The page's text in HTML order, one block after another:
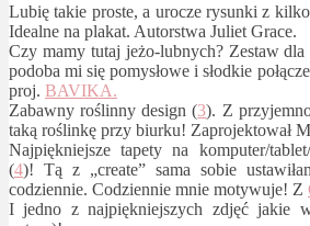
Lubię takie proste, a urocze rysunki z
Idealne na plakat. Autorstwa Juliet Grace.
Czy mamy tutaj jeżo-lubnych? Zestaw
podoba mi się pomysłowe i słodkie
proj. BAVIKA.
Zabawny roślinny design (3). Z
taką roślinkę przy biurku! Zaprojektował
Najpiękniejsze tapety na komputer/
(4)! Tą z „create” sama sobie
codziennie. Codziennie mnie motywuje! Z
I jedno z najpiękniejszych zdjęć jakie